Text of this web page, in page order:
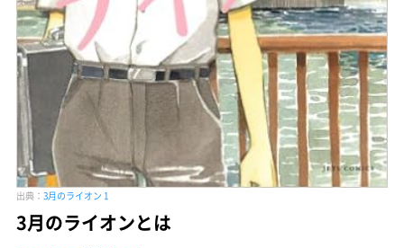
出典： 3月のライオン 1
3月のライオンとは